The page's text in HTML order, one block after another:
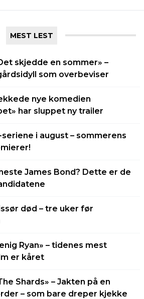
MEST LEST
skjedde en sommer» –
som overbeviser
nye komedien
har sluppet ny trailer
i august – sommerens
James Bond? Dette er de
død – tre uker før
Ryan» – tidenes mest
er kåret
Shards» – Jakten på en
– som bare dreper kjekke